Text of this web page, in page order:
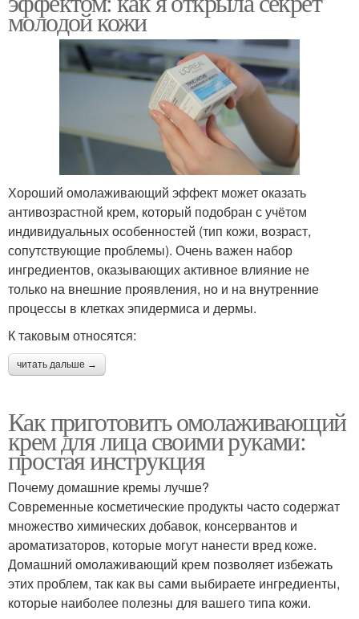
молодой кожи
Хороший омолаживающий эффект может оказать
антивозрастной крем, который подобран с учётом
индивидуальных особенностей (тип кожи, возраст,
сопутствующие проблемы). Очень важен набор
ингредиентов, оказывающих активное влияние не
только на внешние проявления, но и на внутренние
процессы в клетках эпидермиса и дермы.
К таковым относятся:
читать дальше →
Как приготовить омолаживающий
крем для лица своими руками:
простая инструкция
Почему домашние кремы лучше?
Современные косметические продукты часто содержат
множество химических добавок, консервантов и
ароматизаторов, которые могут нанести вред коже.
Домашний омолаживающий крем позволяет избежать
этих проблем, так как вы сами выбираете ингредиенты,
которые наиболее полезны для вашего типа кожи.